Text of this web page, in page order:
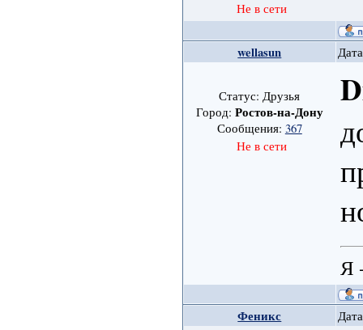
Не в сети
wellasun
Статус: Друзья
Город: Ростов-на-Дону
Сообщения: 367
Не в сети
Я
Феникс